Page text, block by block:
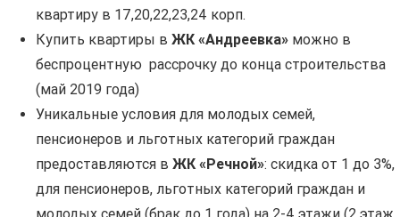
квартиру в 17,20,22,23,24 корп.
Купить квартиры в ЖК «Андреевка» можно в
беспроцентную рассрочку до конца строительства
(май 2019 года)
Уникальные условия для молодых семей,
пенсионеров и льготных категорий граждан
предоставляются в ЖК «Речной»: скидка от 1 до 3%,
для пенсионеров, льготных категорий граждан и